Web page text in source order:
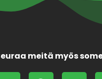
meitä myös